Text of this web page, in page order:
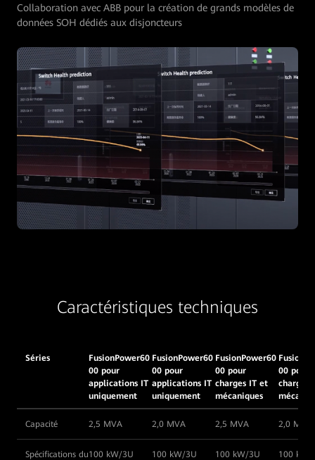
Collaboration avec ABB pour la création de grands modèles de
données SOH dédiés aux disjoncteurs
Caractéristiques techniques
Séries
FusionPower60
00 pour
applications IT
uniquement
FusionPower60
00 pour
applications IT
uniquement
FusionPower60
00 pour
charges IT et
mécaniques
00 pour
charges
Capacité 2,5 MVA 2,0 MVA 2,5 MVA 2,0 MVA
Spécifications du100 kW/3U 100 kW/3U 100 kW/3U 100 kW/